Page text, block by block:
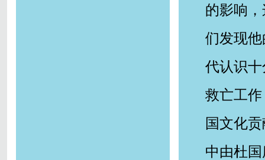
的影响
们发现
代认识
救亡工
国文化
中由杜